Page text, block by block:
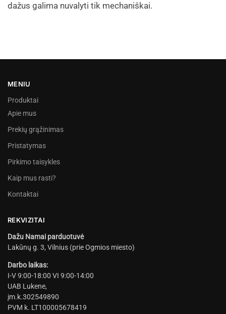
dažus galima nuvalyti tik mechaniškai.
MENIU
Produktai
Apie mus
Prekių grąžinimas
Pristatymas
Pirkimo taisykles
Kaip mus rasti?
Kontaktai
REKVIZITAI
Dažu Namai parduotuvė
Lakūnų g. 3, Vilnius (prie Ogmios miesto)
Darbo laikas:
I-V 9:00-18:00 VI 9:00-14:00
UAB Lukene,
įm.k.302549890
PVM k. LT100005678419